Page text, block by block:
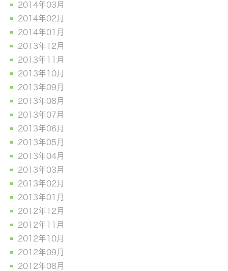
2014年03月
2014年02月
2014年01月
2013年12月
2013年11月
2013年10月
2013年09月
2013年08月
2013年07月
2013年06月
2013年05月
2013年04月
2013年03月
2013年02月
2013年01月
2012年12月
2012年11月
2012年10月
2012年09月
2012年08月